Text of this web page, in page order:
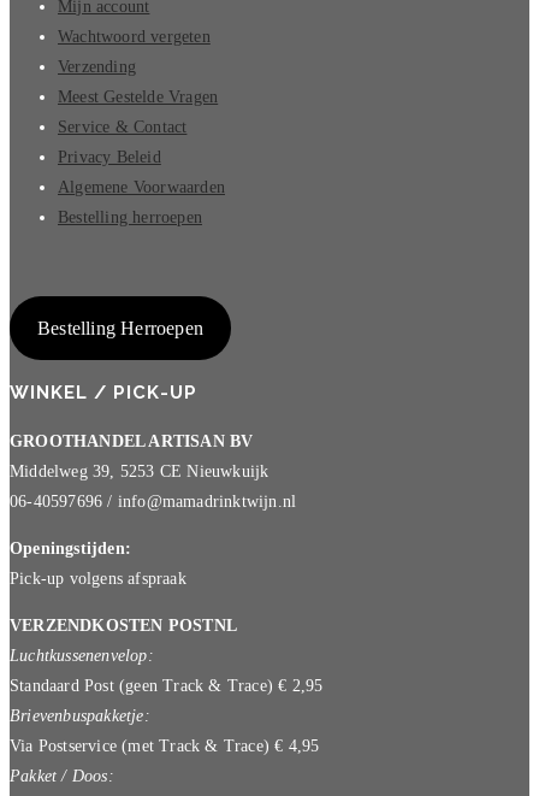
Mijn account
Wachtwoord vergeten
Verzending
Meest Gestelde Vragen
Service & Contact
Privacy Beleid
Algemene Voorwaarden
Bestelling herroepen
Bestelling Herroepen
WINKEL / PICK-UP
GROOTHANDEL ARTISAN BV
Middelweg 39, 5253 CE Nieuwkuijk
06-40597696 / info@mamadrinktwijn.nl
Openingstijden:
Pick-up volgens afspraak
VERZENDKOSTEN POSTNL
Luchtkussenenvelop:
Standaard Post (geen Track & Trace) € 2,95
Brievenbuspakketje:
Via Postservice (met Track & Trace) € 4,95
Pakket / Doos: